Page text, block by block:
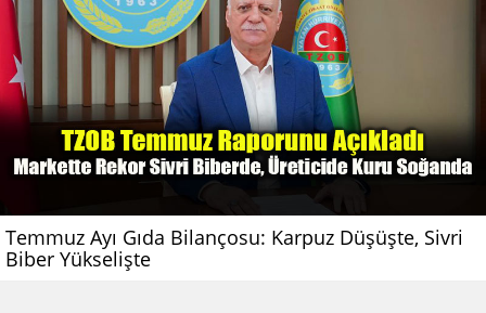
Temmuz Ayı Gıda Bilançosu: Karpuz Düşüşte, Sivri
Biber Yükselişte